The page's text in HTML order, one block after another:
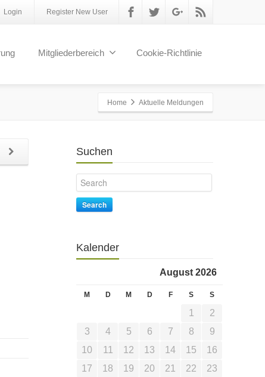
Login Register New User
Mitgliederbereich Cookie-Richtlinie
Home Aktuelle Meldungen
Suchen
Search
Kalender
August 2026
M D M D F S S
1
2
3
4 5 6 7 8
9
10
11 12 13 14 15
16
17
18 19 20 21 22
23